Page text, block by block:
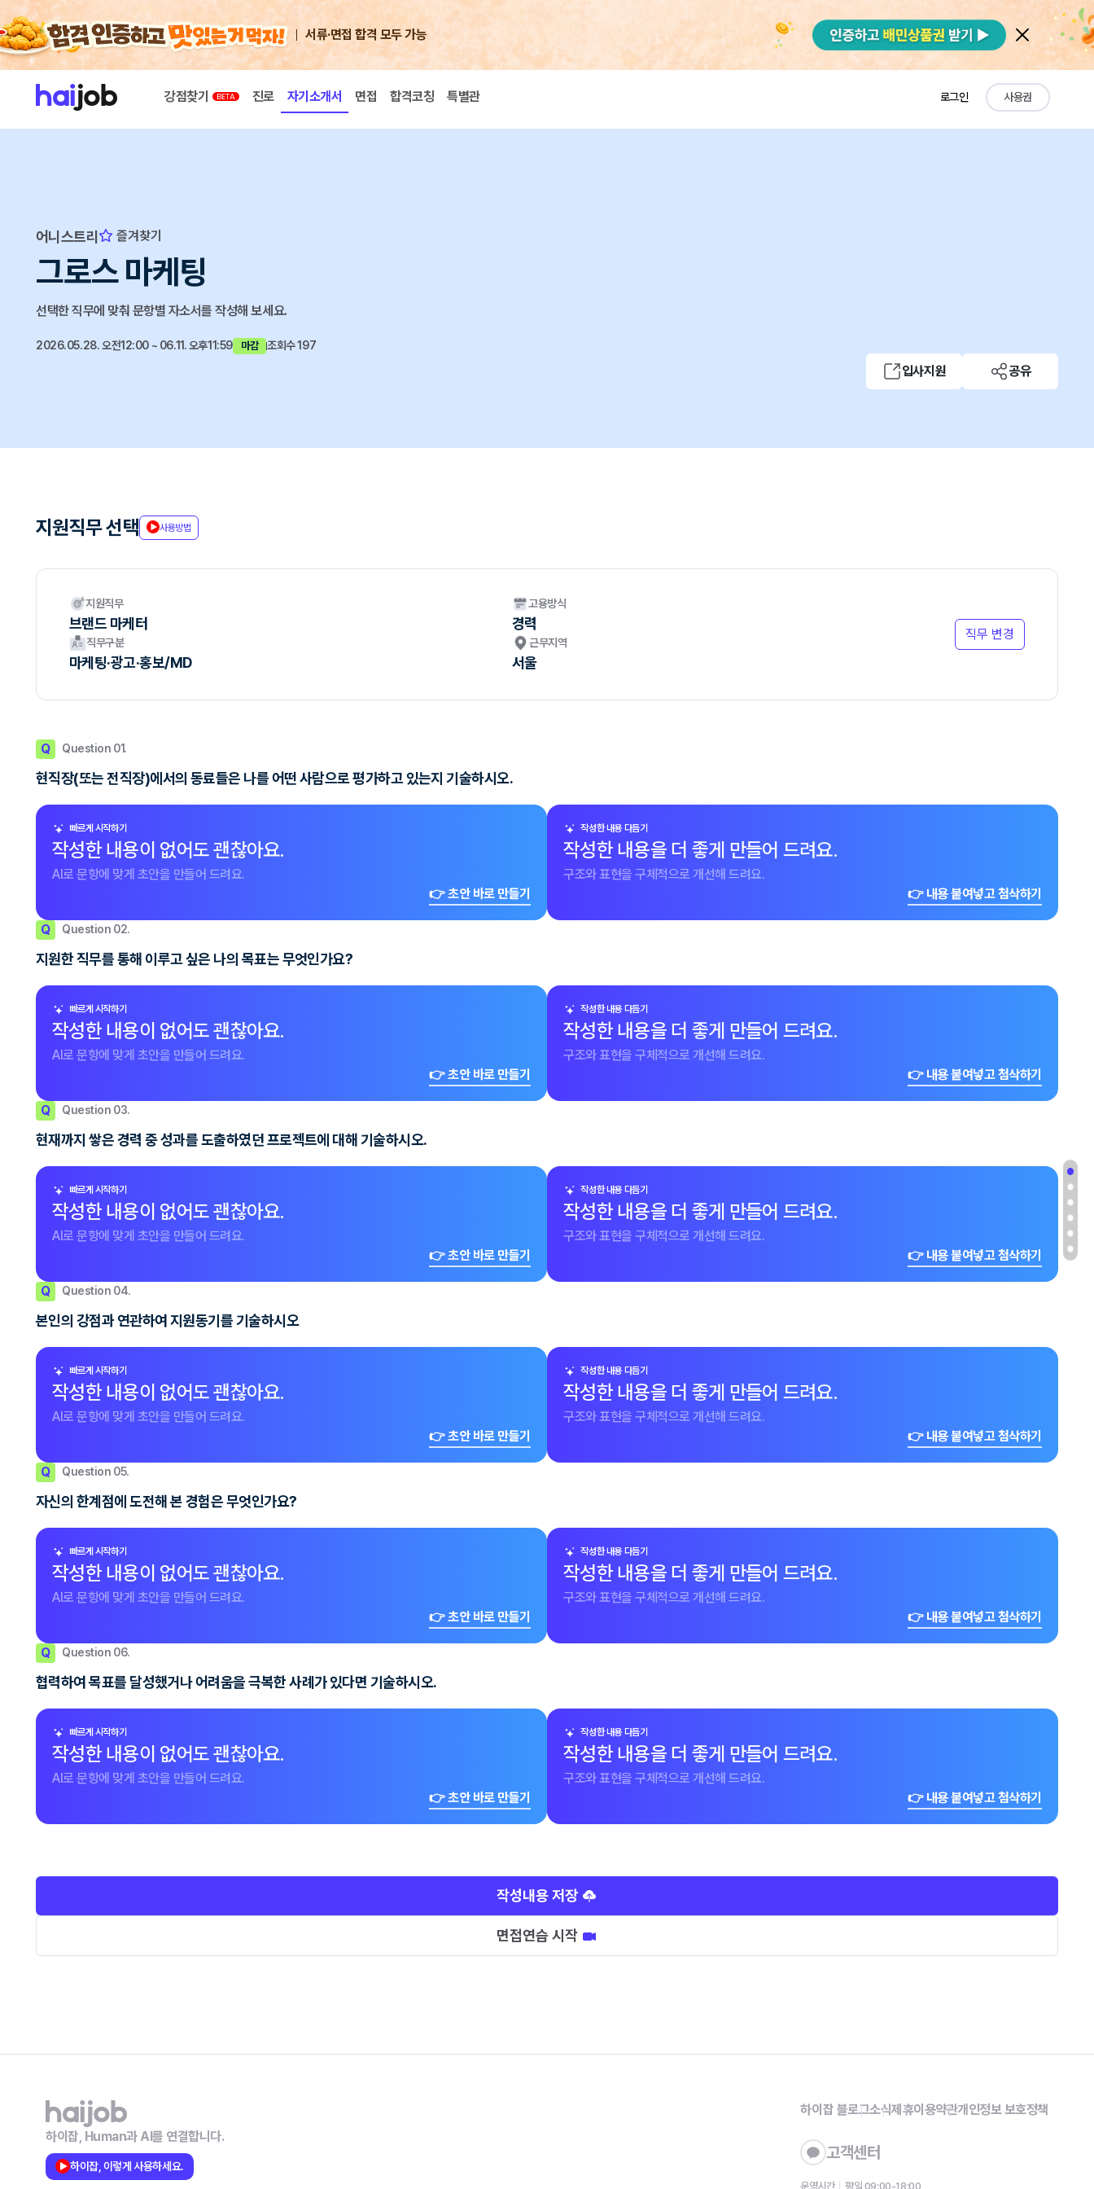
서류·면접 합격 모두 가능
강점찾기 진로 자기소개서 면접 합격코칭 특별관 로그인 사용권
어니스트리 즐겨찾기
그로스 마케팅
선택한 직무에 맞춰 문항별 자소서를 작성해 보세요.
2026.05.28. 오전12:00 ~ 06.11. 오후11:59 마감 조회수 197
입사지원 공유
지원직무 선택 사용방법
지원직무
브랜드 마케터
고용방식
경력
직무구분
마케팅·광고·홍보/MD
근무지역
서울
직무 변경
Q Question 01.
현직장(또는 전직장)에서의 동료들은 나를 어떤 사람으로 평가하고 있는지 기술하시오.
빠르게 시작하기
작성한 내용이 없어도 괜찮아요.
AI로 문항에 맞게 초안을 만들어 드려요.
👉 초안 바로 만들기
작성한 내용 다듬기
작성한 내용을 더 좋게 만들어 드려요.
구조와 표현을 구체적으로 개선해 드려요.
👉 내용 붙여넣고 첨삭하기
Q Question 02.
지원한 직무를 통해 이루고 싶은 나의 목표는 무엇인가요?
빠르게 시작하기
작성한 내용이 없어도 괜찮아요.
AI로 문항에 맞게 초안을 만들어 드려요.
👉 초안 바로 만들기
작성한 내용 다듬기
작성한 내용을 더 좋게 만들어 드려요.
구조와 표현을 구체적으로 개선해 드려요.
👉 내용 붙여넣고 첨삭하기
Q Question 03.
현재까지 쌓은 경력 중 성과를 도출하였던 프로젝트에 대해 기술하시오.
빠르게 시작하기
작성한 내용이 없어도 괜찮아요.
AI로 문항에 맞게 초안을 만들어 드려요.
👉 초안 바로 만들기
작성한 내용 다듬기
작성한 내용을 더 좋게 만들어 드려요.
구조와 표현을 구체적으로 개선해 드려요.
👉 내용 붙여넣고 첨삭하기
Q Question 04.
본인의 강점과 연관하여 지원동기를 기술하시오
빠르게 시작하기
작성한 내용이 없어도 괜찮아요.
AI로 문항에 맞게 초안을 만들어 드려요.
👉 초안 바로 만들기
작성한 내용 다듬기
작성한 내용을 더 좋게 만들어 드려요.
구조와 표현을 구체적으로 개선해 드려요.
👉 내용 붙여넣고 첨삭하기
Q Question 05.
자신의 한계점에 도전해 본 경험은 무엇인가요?
빠르게 시작하기
작성한 내용이 없어도 괜찮아요.
AI로 문항에 맞게 초안을 만들어 드려요.
👉 초안 바로 만들기
작성한 내용 다듬기
작성한 내용을 더 좋게 만들어 드려요.
구조와 표현을 구체적으로 개선해 드려요.
👉 내용 붙여넣고 첨삭하기
Q Question 06.
협력하여 목표를 달성했거나 어려움을 극복한 사례가 있다면 기술하시오.
빠르게 시작하기
작성한 내용이 없어도 괜찮아요.
AI로 문항에 맞게 초안을 만들어 드려요.
👉 초안 바로 만들기
작성한 내용 다듬기
작성한 내용을 더 좋게 만들어 드려요.
구조와 표현을 구체적으로 개선해 드려요.
👉 내용 붙여넣고 첨삭하기
작성내용 저장
면접연습 시작
하이잡, Human과 AI를 연결합니다.
하이잡, 이렇게 사용하세요.
하이잡 블로그소식제휴이용약관개인정보 보호정책
고객센터
운영시간 평일 09:00-18:00